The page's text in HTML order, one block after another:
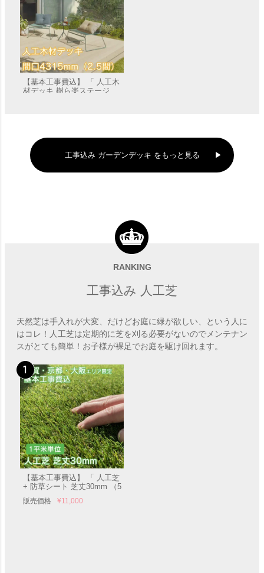
【基本工事費込】 「 人工木
材デッキ 樹ら楽ステージ
工事込み ガーデンデッキ をもっと見る
RANKING
工事込み 人工芝
天然芝は手入れが大変、だけどお庭に緑が欲しい、という人に
はコレ！人工芝は定期的に芝を刈る必要がないのでメンテナン
スがとても簡単！お子様が裸足でお庭を駆け回れます。
【基本工事費込】 「 人工芝
+ 防草シート 芝丈30mm （5
平米～ 1平米単位販売） 」
【滋賀・京都・大阪のみ対応
販売価格
¥11,000